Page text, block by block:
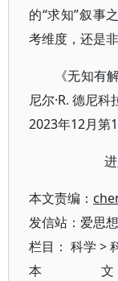
的“求知”叙事
考维度，还是
《无知有
尼尔·R. 德尼
2023年12月第
本文责编：
发信站：爱思
栏目： 科学 >
本